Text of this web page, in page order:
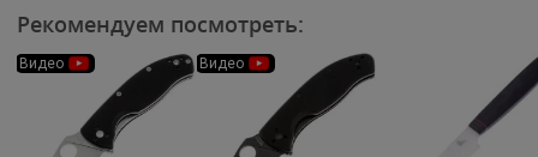
Рекомендуем посмотреть:
Видео Видео